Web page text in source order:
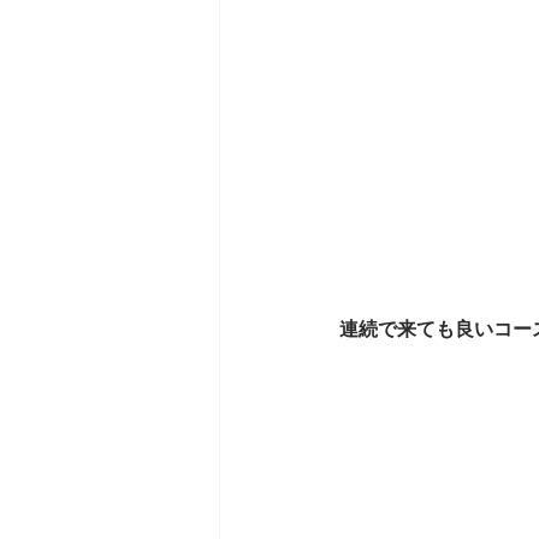
連続で来ても良いコー